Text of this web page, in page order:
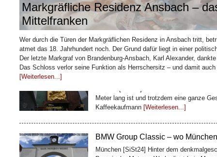
Markgräfliche Residenz Ansbach –
Mittelfranken
Wer durch die Türen der Markgräflichen Residenz in Ansbach tritt,
atmet das 18. Jahrhundert noch. Der Grund dafür liegt in einer
Der letzte Markgraf von Brandenburg-Ansbach, Karl Alexander,
Das Schloss verlor seine Funktion als Herrschersitz – und damit
[Weiterlesen...]
Wie ein Kaffeehändler Bremen
baute
Bremen [SiSt24] Mitten in der Bremer
Meter lang ist und trotzdem eine ganze
BMW Group Classic – wo
Moosacher Straße 66 hält die